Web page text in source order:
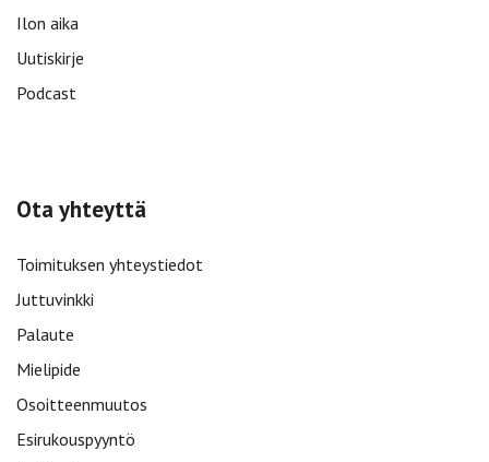
Ilon aika
Uutiskirje
Podcast
Ota yhteyttä
Toimituksen yhteystiedot
Juttuvinkki
Palaute
Mielipide
Osoitteenmuutos
Esirukouspyyntö